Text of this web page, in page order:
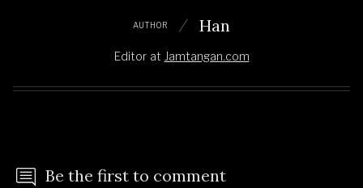
AUTHOR Han
Editor at Jamtangan.com
Be the first to comment